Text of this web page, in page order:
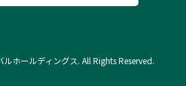
ホールディングス. All Rights Reserved.